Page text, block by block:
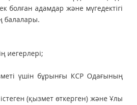
адамдар және мүгедектігі
балалары.
иегерлері;
үшін бұрынғы КСР Одағының
(қызмет өткерген) және Ұлы